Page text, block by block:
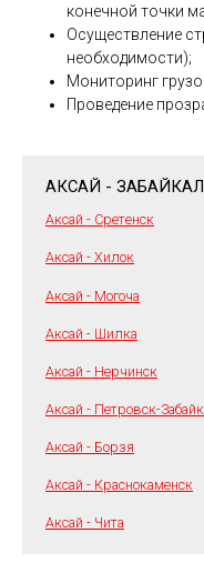
конечной точки
Осуществление
необходимости);
Мониторинг
Проведение
АКСАЙ -
Аксай - Сретенск
Аксай - Хилок
Аксай - Могоча
Аксай - Шилка
Аксай - Нерчинск
Аксай - Петровск-
Аксай - Борзя
Аксай - Краснокаменск
Аксай - Чита